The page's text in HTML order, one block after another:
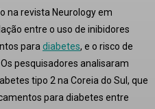
na revista Neurologyem
entre o uso de inibidores
para diabetes, e o risco de
Os pesquisadores analisaram
tipo 2 na Coreia do Sul, que
para diabetes entre